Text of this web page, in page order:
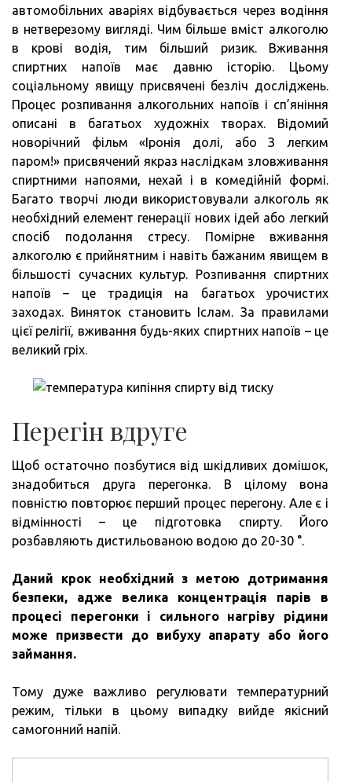
автомобільних аваріях відбувається через водіння
в нетверезому вигляді. Чим більше вміст алкоголю
в крові водія, тим більший ризик. Вживання
спиртних напоїв має давню історію. Цьому
соціальному явищу присвячені безліч досліджень.
Процес розпивання алкогольних напоїв і сп’яніння
описані в багатьох художніх творах. Відомий
новорічний фільм «Іронія долі, або З легким
паром!» присвячений якраз наслідкам зловживання
спиртними напоями, нехай і в комедійній формі.
Багато творчі люди використовували алкоголь як
необхідний елемент генерації нових ідей або легкий
спосіб подолання стресу. Помірне вживання
алкоголю є прийнятним і навіть бажаним явищем в
більшості сучасних культур. Розпивання спиртних
напоїв – це традиція на багатьох урочистих
заходах. Виняток становить Іслам. За правилами
цієї релігії, вживання будь-яких спиртних напоїв – це
великий гріх.
Перегін вдруге
Щоб остаточно позбутися від шкідливих домішок,
знадобиться друга перегонка. В цілому вона
повністю повторює перший процес перегону. Але є і
відмінності – це підготовка спирту. Його
розбавляють дистильованою водою до 20-30 °.
Даний крок необхідний з метою дотримання
безпеки, адже велика концентрація парів в
процесі перегонки і сильного нагріву рідини
може призвести до вибуху апарату або його
займання.
Тому дуже важливо регулювати температурний
режим, тільки в цьому випадку вийде якісний
самогонний напій.